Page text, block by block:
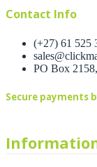
Contact Info
(+27) 61 525
PO Box
Secure payments